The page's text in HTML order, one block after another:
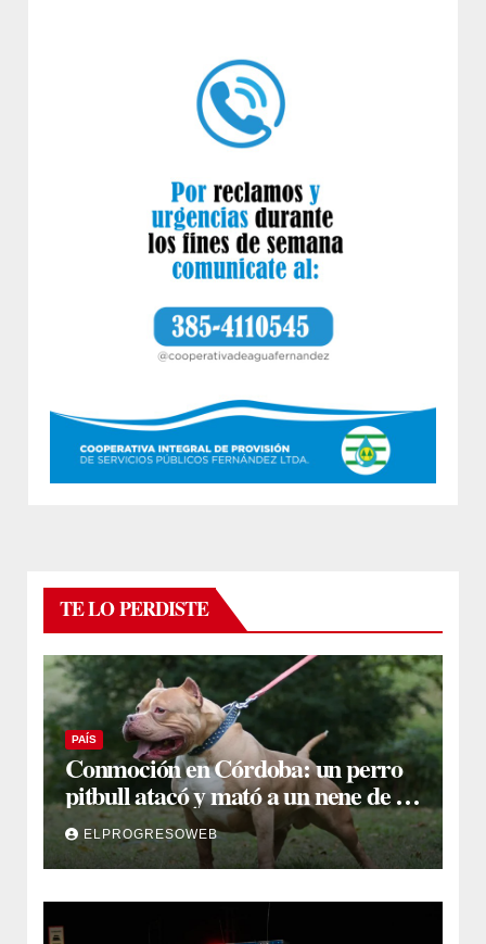
TE LO PERDISTE
PAÍS
Conmoción en Córdoba: un perro
pitbull atacó y mató a un nene de 3
añosELPROGRESOWEB